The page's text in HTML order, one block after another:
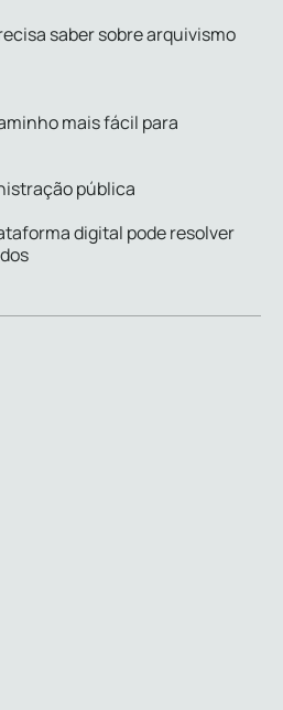
saber sobre arquivismo
mais fácil para
pública
digital pode resolver